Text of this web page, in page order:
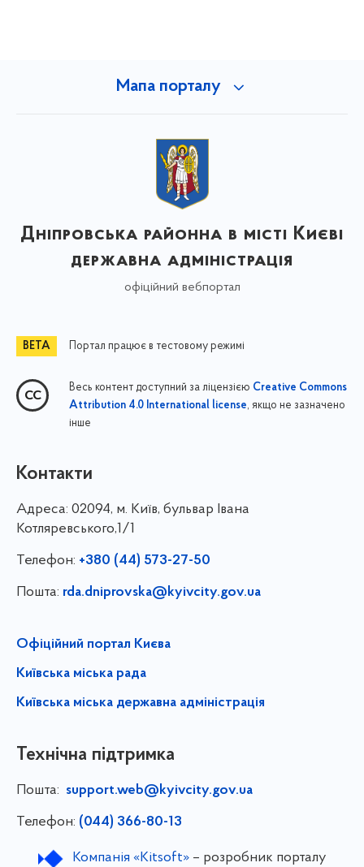
Мапа порталу
Дніпровська районна в місті Києві
державна адміністрація
офіційний вебпортал
Портал працює в тестовому режимі
Весь контент доступний за ліцензією Creative Commons
Attribution 4.0 International license, якщо не зазначено
інше
Контакти
Адреса: 02094, м. Київ, бульвар Івана
Котляревського,1/1
Телефон: +380 (44) 573-27-50
Пошта: rda.dniprovska@kyivcity.gov.ua
Офіційний портал Києва
Київська міська рада
Київська міська державна адміністрація
Технічна підтримка
Пошта: support.web@kyivcity.gov.ua
Телефон: (044) 366-80-13
Компанія «Kitsoft»– розробник порталу